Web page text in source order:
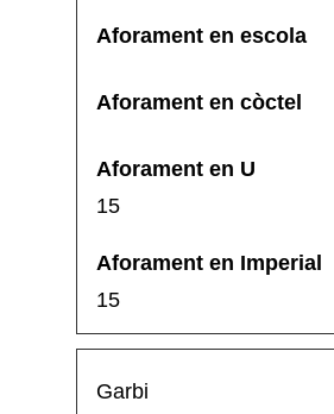
15
15
Garbi